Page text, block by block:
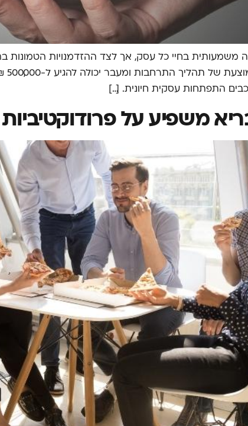
משמעותית בחיי כל עסק, אך לצד ההזדמנויות הטמונות
התפתחות עסקית חיונית. […]